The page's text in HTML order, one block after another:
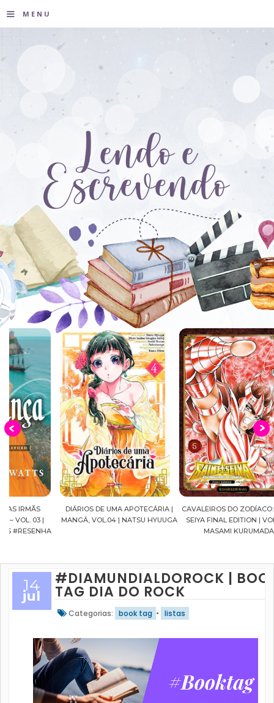
≡ MENU
DIÁRIOS DE UMA APOTECÁRIA |
MANGÁ, VOL.04 | NATSU HYUUGA
CAVALEIROS DO ZODÍACO: SAINT
SEIYA FINAL EDITION | VOL. 05 |
MASAMI KURUMADA
14
jul
#DIAMUNDIALDOROCK |
TAG DIA DO ROCK
Categorias: book tag • listas